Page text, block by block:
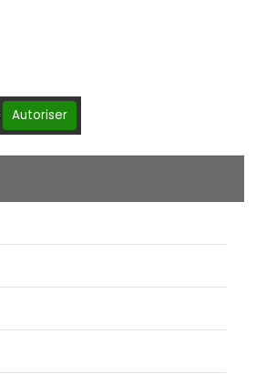
Autoriser